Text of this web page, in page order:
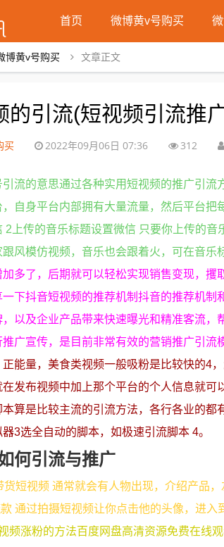
首页 微博黄v号购买
博黄v号购买 文章正文
的引流(短视频引流推
买 2022年09月06日 07:36 312
引流的意思通过各种实用短视频的推广引
自身平台内部拥有大量流量，然后平台
2上传的音乐标题设置微信 只要你上传的
风模仿视频，音乐也会跟着火，可在音乐
加多了，后期就可以轻松实现销售变现，
下抖音短视频的推荐机制抖音的推荐机
以及企业产品带来快速曝光和精准客流
广宣传，是目前非常有效的营销推广引流
正能量，美食类视频一般吸粉是比较快的4
发布视频中加上那个平台的个人信息就
算是比较主流的引流方法，各行各业的
3选全自动的脚本，如极速引流脚本 4。
何引流与推广
货短视频 通常就会有人物出现，介绍产品
通过拍摄短视频让你点击他的头像，进
频涨粉的方法百度网盘高清资源免费在线